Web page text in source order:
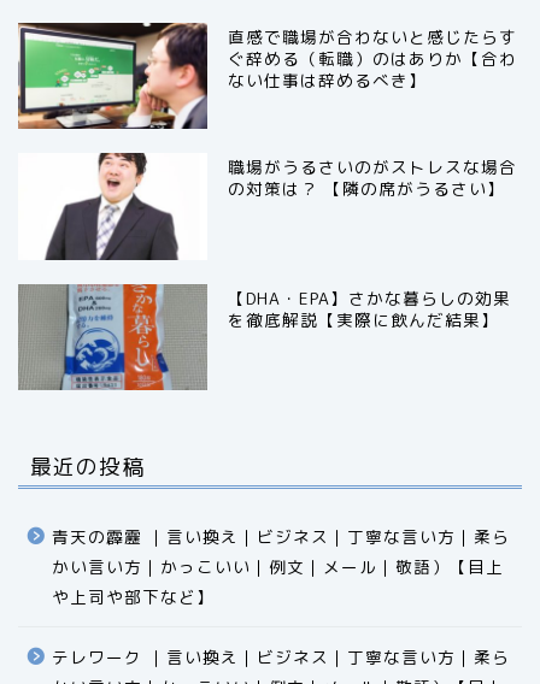
直感で職場が合わないと感じたらす
ぐ辞める（転職）のはありか【合わ
ない仕事は辞めるべき】
職場がうるさいのがストレスな場合
の対策は？ 【隣の席がうるさい】
【DHA・EPA】さかな暮らしの効果
を徹底解説【実際に飲んだ結果】
最近の投稿
青天の霹靂 ｜言い換え｜ビジネス｜丁寧な言い方｜柔ら
かい言い方｜かっこいい｜例文｜メール｜敬語）【目上
や上司や部下など】​​​​​​​​​​​​​​​​
テレワーク ｜言い換え｜ビジネス｜丁寧な言い方｜柔ら